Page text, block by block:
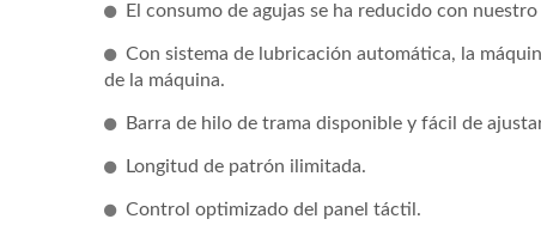
El consumo de agujas se ha reducido con
Con sistema de lubricación automática, la
de la máquina.
Barra de hilo de trama disponible y fácil de
Longitud de patrón ilimitada.
Control optimizado del panel táctil.